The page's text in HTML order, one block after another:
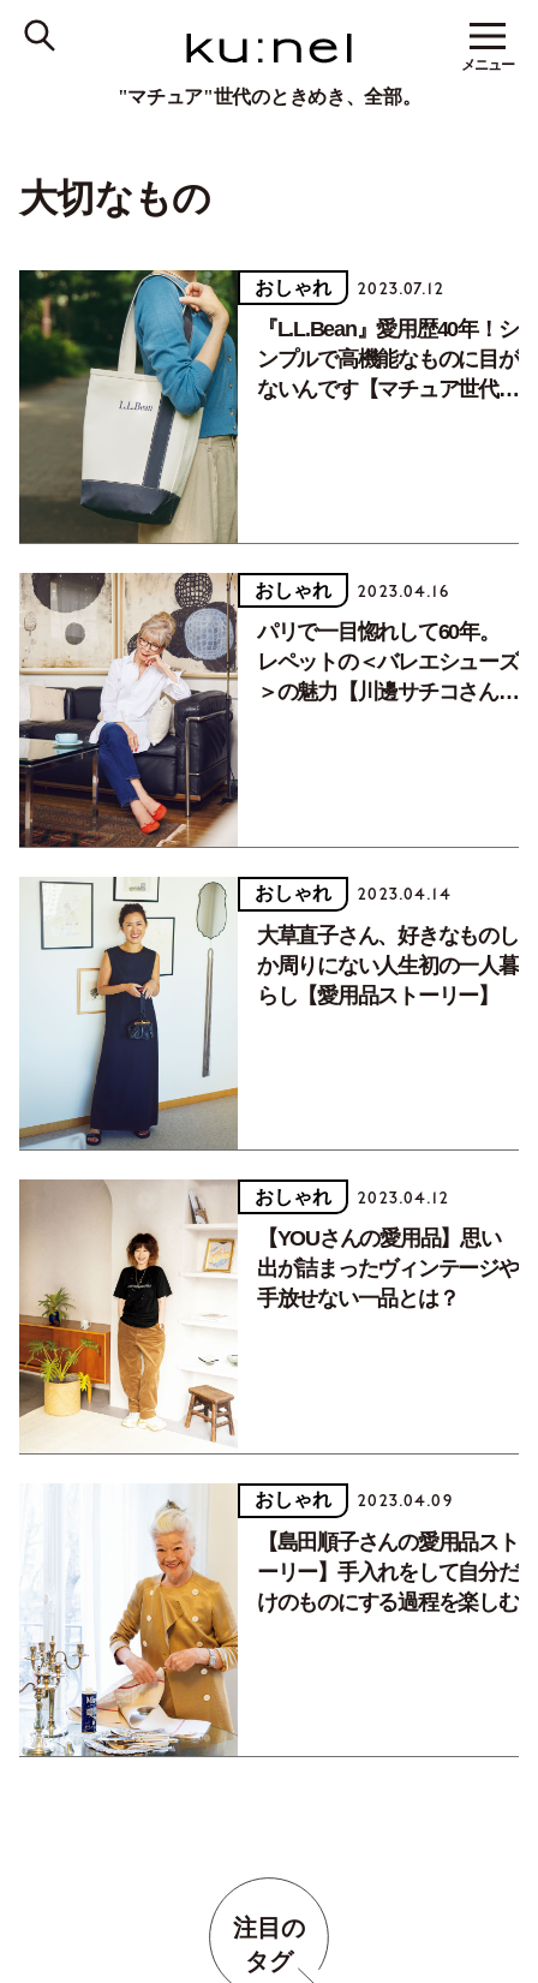
"マチュア"世代のときめき、全部。
メニュー
大切なもの
おしゃれ 2023.07.12
『L.L.Bean』愛用歴40年！シ
ンプルで高機能なものに目が
ないんです【マチュア世代の
おしゃれ 2023.04.16
パリで一目惚れして60年。
レペットの＜バレエシューズ
＞の魅力【川邊サチコさんの
おしゃれ 2023.04.14
大草直子さん、好きなものし
か周りにない人生初の一人暮
らし【愛用品ストーリー】
おしゃれ 2023.04.12
【YOUさんの愛用品】思い
出が詰まったヴィンテージや
手放せない一品とは？
おしゃれ 2023.04.09
【島田順子さんの愛用品スト
ーリー】手入れをして自分だ
けのものにする過程を楽しむ
注目の
タグ